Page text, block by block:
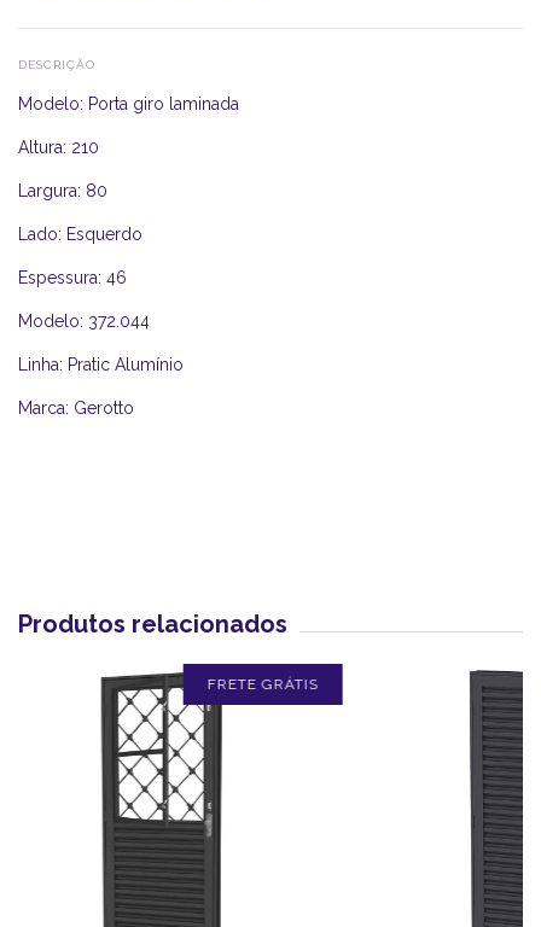
DESCRIÇÃO
Modelo: Porta giro laminada
Altura: 210
Largura: 80
Lado: Esquerdo
Espessura: 46
Modelo: 372.044
Linha: Pratic Alumínio
Marca: Gerotto
Produtos relacionados
FRETE GRÁTIS